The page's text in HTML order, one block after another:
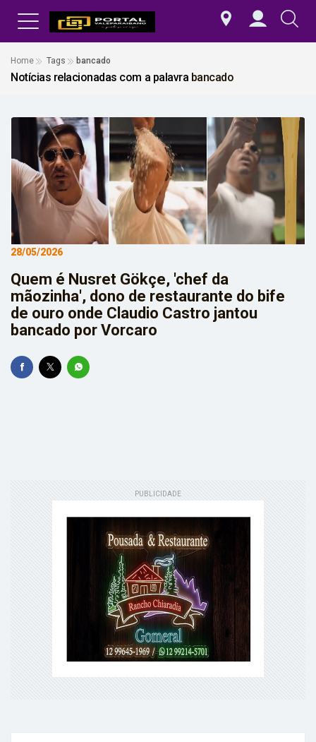
Home Tags bancado
Notícias relacionadas com a palavra bancado
28/05/2026
Quem é Nusret Gökçe, 'chef da
mãozinha', dono de restaurante do bife
de ouro onde Claudio Castro jantou
bancado por Vorcaro
PUBLICIDADE